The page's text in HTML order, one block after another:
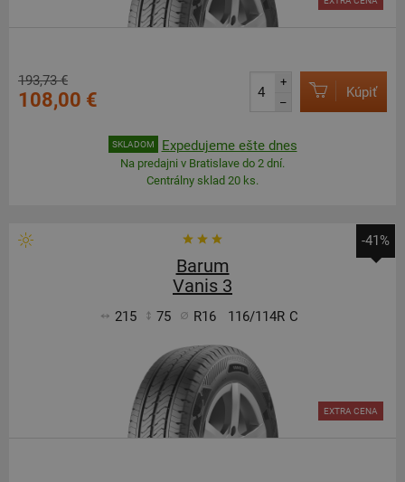
193,73 €
108,00 €
+
–
Kúpiť
SKLADOM Expedujeme ešte dnes
Na predajni v Bratislave do 2 dní.
Centrálny sklad 20 ks.
-41%
Barum
Vanis 3
215 75 R16 116/114R C
EXTRA CENA